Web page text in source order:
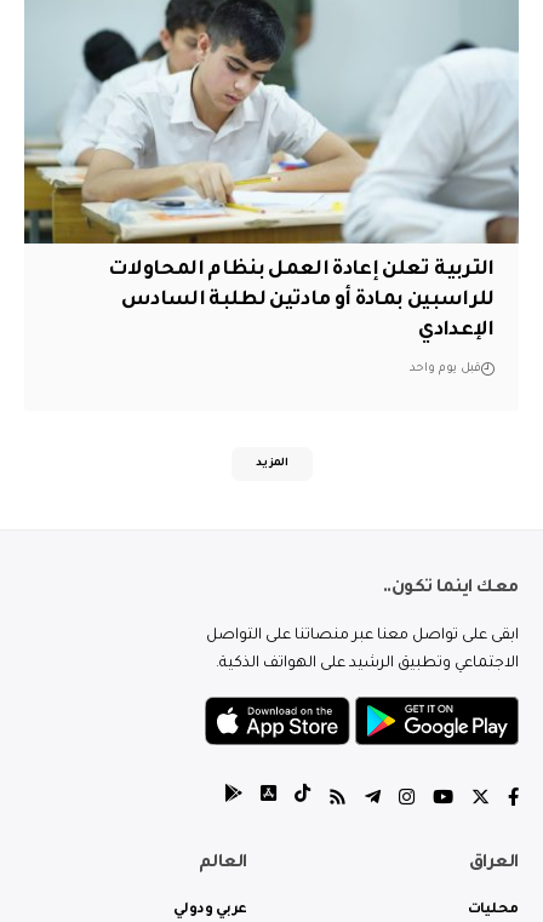
التربية تعلن إعادة العمل بنظام المحاولات
للراسبين بمادة أو مادتين لطلبة السادس
الإعدادي
قبل يوم واحد
المزيد
معك اينما تكون..
ابقى على تواصل معنا عبر منصاتنا على التواصل
الاجتماعي وتطبيق الرشيد على الهواتف الذكية.
العراق
محليات
العالم
عربي ودولي